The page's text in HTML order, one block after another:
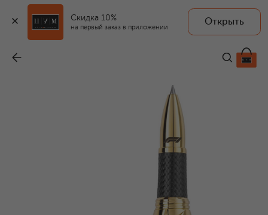
Скидка 10%
на первый заказ в приложении
Открыть
MONTEGRAPPA
293 250 ₽